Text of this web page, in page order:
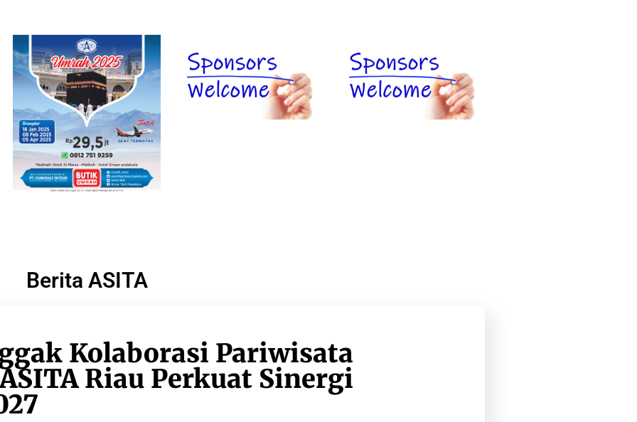
Berita ASITA
Kolaborasi Pariwisata
Riau Perkuat Sinergi